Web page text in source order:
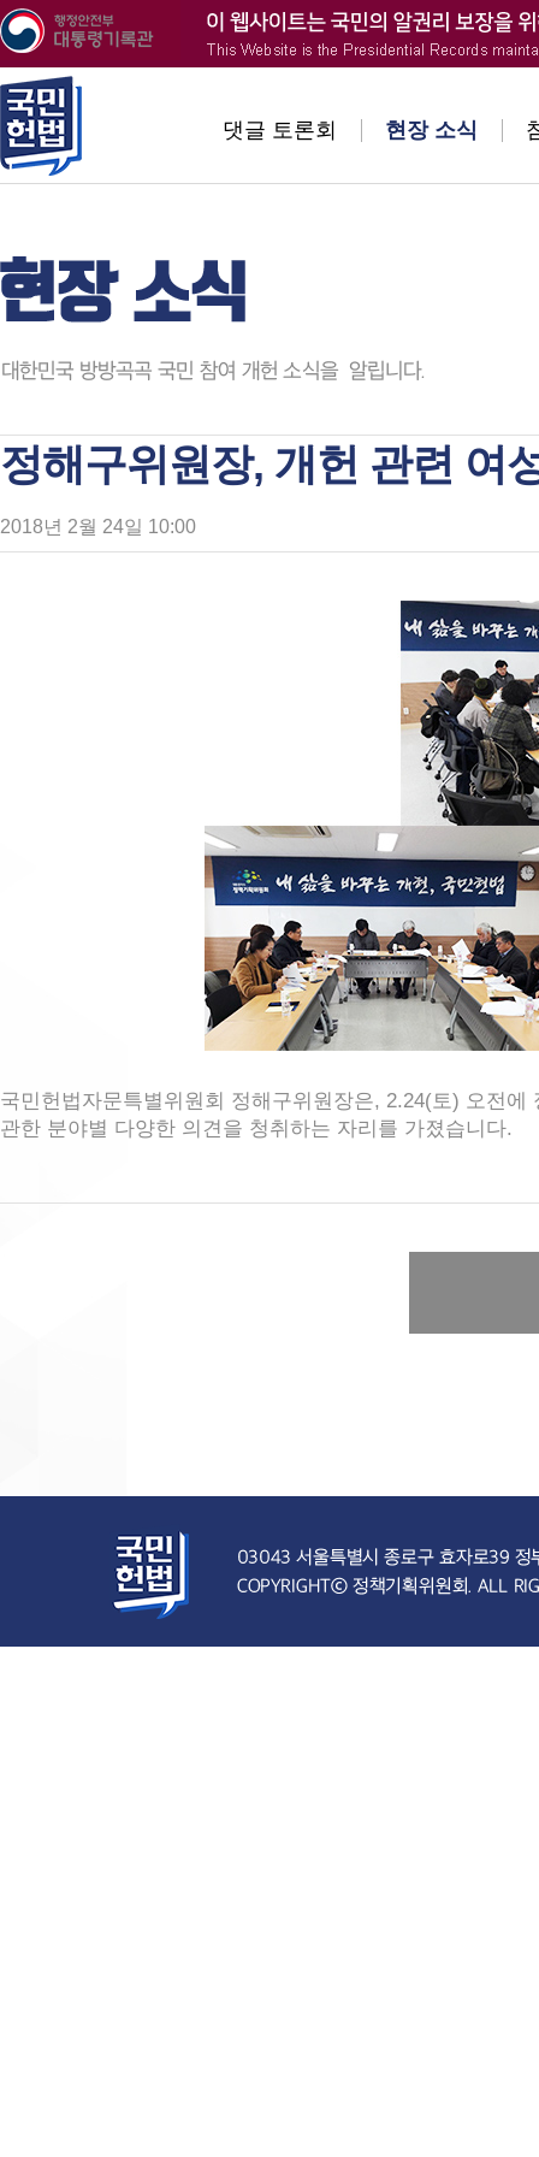
댓글 토론회 현장 소식
정해구위원장, 개헌 관련 여
2018년 2월 24일 10:00
국민헌법자문특별위원회 정해구위원장은, 2.24(토) 오전
관한 분야별 다양한 의견을 청취하는 자리를 가졌습니다.